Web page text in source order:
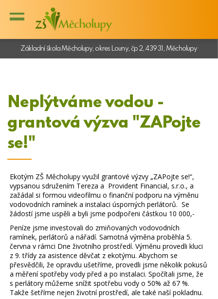
Základní škola Měcholupy, okres Louny, čp 2, 439 31, Měcholupy
Neplýtváme vodou -
grantová výzva "ZAPojte
se!"
Ekotým ZŠ Měcholupy využil grantové výzvy „ZAPojte se!“,
vypsanou sdružením Tereza a Provident Financial, s.r.o., a
zažádal si formou videofilmu o finanční podporu na výměnu
vodovodních ramínek a instalaci úsporných perlátorů. Se
žádostí jsme uspěli a byli jsme podpořeni částkou 10 000,-
Peníze jsme investovali do zmiňovaných vodovodních
ramínek, perlátorů a nářadí. Samotná výměna proběhla 5.
června v rámci Dne životního prostředí. Výměnu provedli kluci
z 9. třídy za asistence děvčat z ekotýmu. Abychom se
přesvědčili, že opravdu ušetříme, provedli jsme několik pokusů
a měření spotřeby vody před a po instalaci. Spočítali jsme, že
s perlátory můžeme snížit spotřebu vody o 50% až 67 %.
Takže šetříme nejen životní prostředí, ale také naší pokladnu.